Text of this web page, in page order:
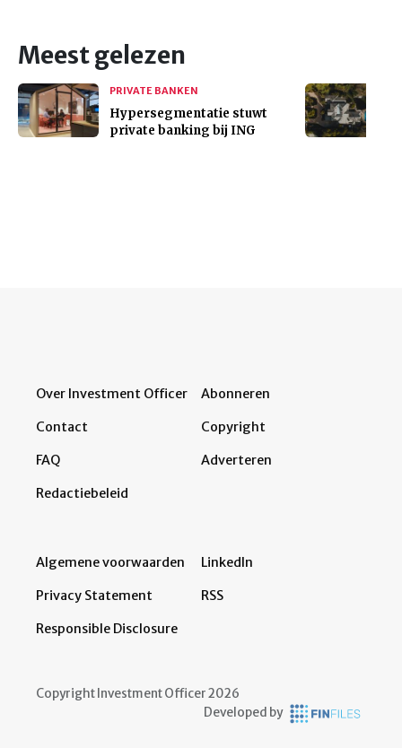
Meest gelezen
PRIVATE BANKEN
Hypersegmentatie stuwt
private banking bij ING
Over Investment Officer
Contact
FAQ
Redactiebeleid
Abonneren
Copyright
Adverteren
Algemene voorwaarden
Privacy Statement
Responsible Disclosure
LinkedIn
RSS
Copyright Investment Officer 2026
Developed by